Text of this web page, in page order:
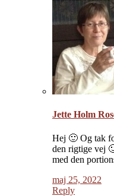
Jette Holm
Hej 🙂 Og tak
den rigtige vej
med den
maj 25, 2022
Reply